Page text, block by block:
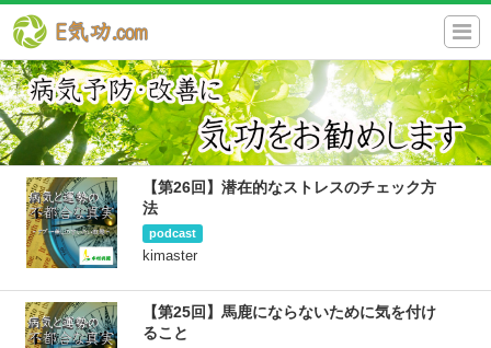
【第26回】潜在的なストレスのチェック方
法
podcast
kimaster
【第25回】馬鹿にならないために気を付け
ること